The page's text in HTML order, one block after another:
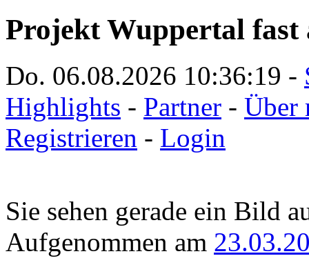
Projekt Wuppertal fast
Do. 06.08.2026 10:36:19 -
Highlights - Partner - Über
Registrieren - Login
Sie sehen gerade ein Bild
Aufgenommen am